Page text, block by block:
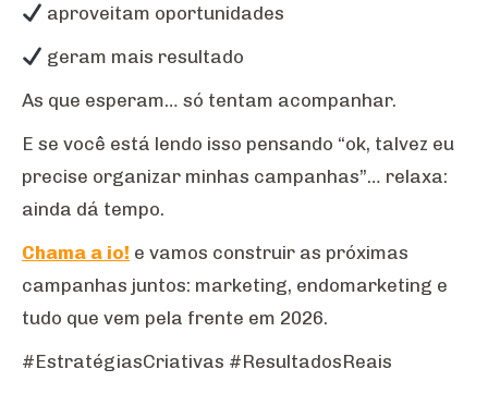
aproveitam oportunidades
geram mais resultado
As que esperam… só tentam acompanhar.
E se você está lendo isso pensando “ok, talvez eu
precise organizar minhas campanhas”… relaxa:
ainda dá tempo.
Chama a io! e vamos construir as próximas
campanhas juntos: marketing, endomarketing e
tudo que vem pela frente em 2026.
#EstratégiasCriativas #ResultadosReais